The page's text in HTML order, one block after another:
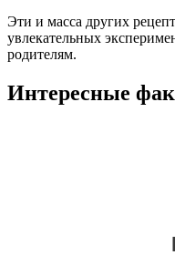
Эти и масса других
увлекательных
родителям.
Интересные